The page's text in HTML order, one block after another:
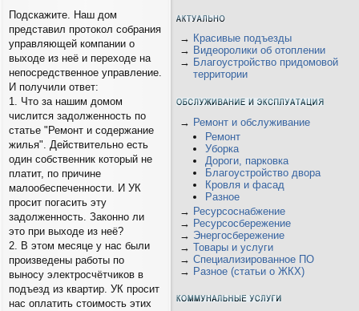
о
б
е
н
е
Подскажите. Наш дом
представил протокол собрания
управляющей компании о
выходе из неё и переходе на
непосредственное управление.
И получили ответ:
1. Что за нашим домом
числится задолженность по
статье "Ремонт и содержание
жилья". Действительно есть
один собственник который не
платит, по причине
малообеспеченности. И УК
просит погасить эту
задолженность. Законно ли
это при выходе из неё?
2. В этом месяце у нас были
произведены работы по
выносу электросчётчиков в
подъезд из квартир. УК просит
нас оплатить стоимость этих
→ Красивые подъезды
→ Видеоролики об отоплении
→ Благоустройство придомовой
территории
→ Ремонт и обслуживание
Ремонт
Уборка
Дороги, парковка
Благоустройство двора
Кровля и фасад
Разное
→ Ресурсоснабжение
→ Ресурсосбережение
→ Энергосбережение
→ Товары и услуги
→ Специализированное ПО
→ Разное (статьи о ЖКХ)